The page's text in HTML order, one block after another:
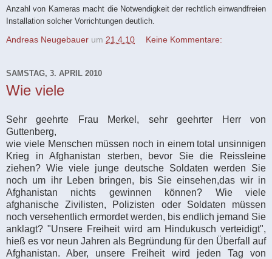
Anzahl von Kameras macht die Notwendigkeit der rechtlich einwandfreien
Installation solcher Vorrichtungen deutlich.
Andreas Neugebauer um 21.4.10 Keine Kommentare:
SAMSTAG, 3. APRIL 2010
Wie viele
Sehr geehrte Frau Merkel, sehr geehrter Herr von
Guttenberg,
wie viele Menschen müssen noch in einem total unsinnigen
Krieg in Afghanistan sterben, bevor Sie die Reissleine
ziehen? Wie viele junge deutsche Soldaten werden Sie
noch um ihr Leben bringen, bis Sie einsehen,das wir in
Afghanistan nichts gewinnen können? Wie viele
afghanische Zivilisten, Polizisten oder Soldaten müssen
noch versehentlich ermordet werden, bis endlich jemand Sie
anklagt? "Unsere Freiheit wird am Hindukusch verteidigt",
hieß es vor neun Jahren als Begründung für den Überfall auf
Afghanistan. Aber, unsere Freiheit wird jeden Tag von